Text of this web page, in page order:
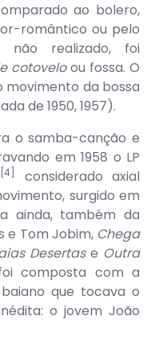
ao bolero,
romântico ou pelo
realizado, foi
cotoveloou fossa. O
da bossa
de 1950, 1957).
o samba-canção e
em 1958 o LP
[4]
considerado axial
surgido em
ainda, também da
e Tom Jobim, Chega
Desertase Outra
composta com a
que tocava o
o jovem João